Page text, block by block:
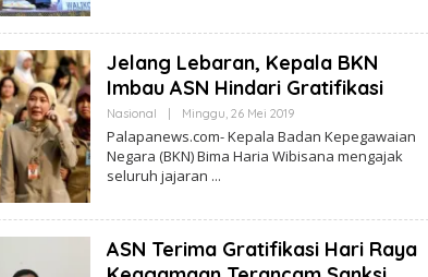
Jelang Lebaran, Kepala BKN
Imbau ASN Hindari Gratifikasi
Nasional Minggu, 26 Mei 2019Oleh
Palapanews.com- Kepala Badan Kepegawaian
Negara (BKN) Bima Haria Wibisana mengajak
seluruh jajaran
ASN Terima Gratifikasi Hari Raya